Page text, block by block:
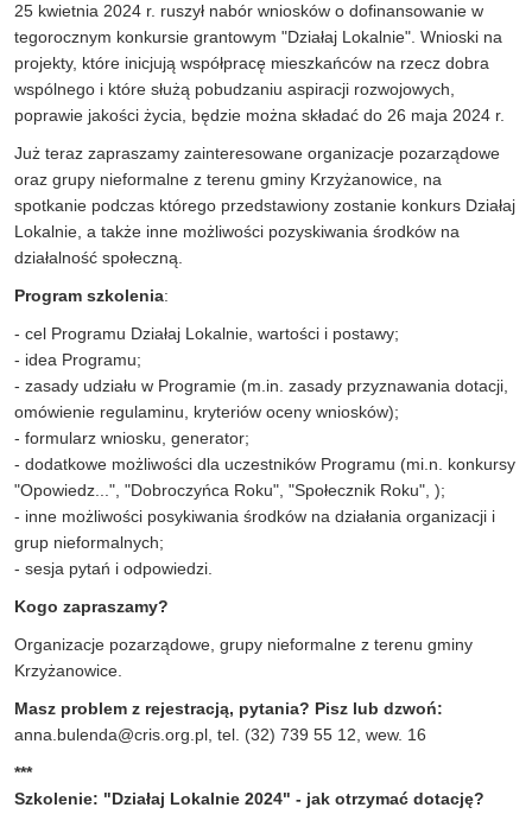
25 kwietnia 2024 r. ruszył nabór wniosków o dofinansowanie w
tegorocznym konkursie grantowym "Działaj Lokalnie". Wnioski na
projekty, które inicjują współpracę mieszkańców na rzecz dobra
wspólnego i które służą pobudzaniu aspiracji rozwojowych,
poprawie jakości życia, będzie można składać do 26 maja 2024 r.
Już teraz zapraszamy zainteresowane organizacje pozarządowe
oraz grupy nieformalne z terenu gminy Krzyżanowice, na
spotkanie podczas którego przedstawiony zostanie konkurs Działaj
Lokalnie, a także inne możliwości pozyskiwania środków na
działalność społeczną.
Program szkolenia:
- cel Programu Działaj Lokalnie, wartości i postawy;
- idea Programu;
- zasady udziału w Programie (m.in. zasady przyznawania dotacji,
omówienie regulaminu, kryteriów oceny wniosków);
- formularz wniosku, generator;
- dodatkowe możliwości dla uczestników Programu (mi.n. konkursy
"Opowiedz...", "Dobroczyńca Roku", "Społecznik Roku", );
- inne możliwości posykiwania środków na działania organizacji i
grup nieformalnych;
- sesja pytań i odpowiedzi.
Kogo zapraszamy?
Organizacje pozarządowe, grupy nieformalne z terenu gminy
Krzyżanowice.
Masz problem z rejestracją, pytania? Pisz lub dzwoń:
anna.bulenda@cris.org.pl, tel. (32) 739 55 12, wew. 16
***
Szkolenie: "Działaj Lokalnie 2024" - jak otrzymać dotację?